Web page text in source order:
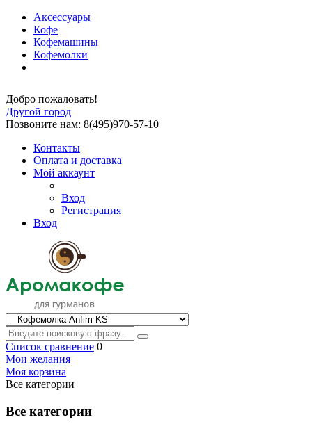
Аксессуары
Кофе
Кофемашины
Кофемолки
Добро пожаловать!
Другой город
Позвоните нам: 8(495)970-57-10
Контакты
Оплата и доставка
Мой аккаунт
Вход
Регистрация
Вход
Список сравнение 0
Мои желания
Моя корзина
Все категории
Все категории